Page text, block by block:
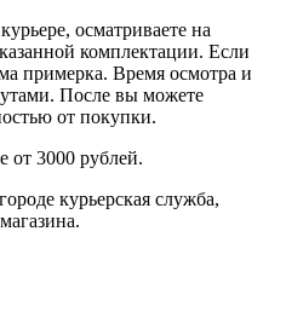
осматриваете на
комплектации. Если
примерка. Время осмотра и
После вы можете
от покупки.
от 3000 рублей.
курьерская служба,